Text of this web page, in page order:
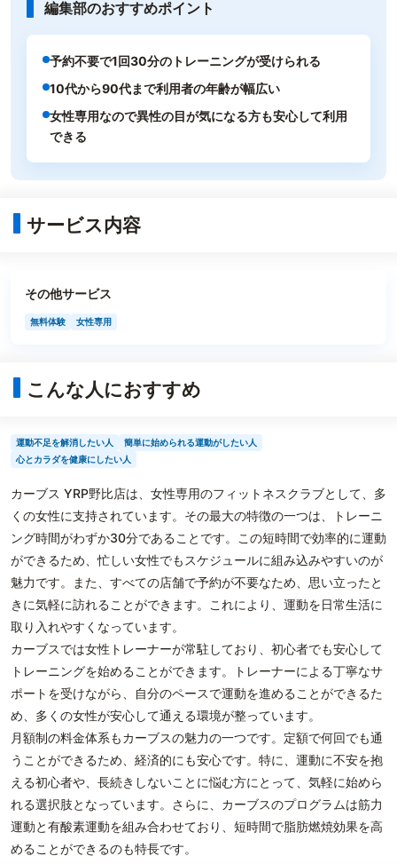
編集部のおすすめポイント
予約不要で1回30分のトレーニングが受けられる
10代から90代まで利用者の年齢が幅広い
女性専用なので異性の目が気になる方も安心して利用
できる
サービス内容
その他サービス
無料体験 女性専用
こんな人におすすめ
運動不足を解消したい人
簡単に始められる運動がしたい人
心とカラダを健康にしたい人
カーブス YRP野比店は、女性専用のフィットネスクラブとして、多
くの女性に支持されています。その最大の特徴の一つは、トレーニ
ング時間がわずか30分であることです。この短時間で効率的に運動
ができるため、忙しい女性でもスケジュールに組み込みやすいのが
魅力です。また、すべての店舗で予約が不要なため、思い立ったと
きに気軽に訪れることができます。これにより、運動を日常生活に
取り入れやすくなっています。
カーブスでは女性トレーナーが常駐しており、初心者でも安心して
トレーニングを始めることができます。トレーナーによる丁寧なサ
ポートを受けながら、自分のペースで運動を進めることができるた
め、多くの女性が安心して通える環境が整っています。
月額制の料金体系もカーブスの魅力の一つです。定額で何回でも通
うことができるため、経済的にも安心です。特に、運動に不安を抱
える初心者や、長続きしないことに悩む方にとって、気軽に始めら
れる選択肢となっています。さらに、カーブスのプログラムは筋力
運動と有酸素運動を組み合わせており、短時間で脂肪燃焼効果を高
めることができるのも特長です。